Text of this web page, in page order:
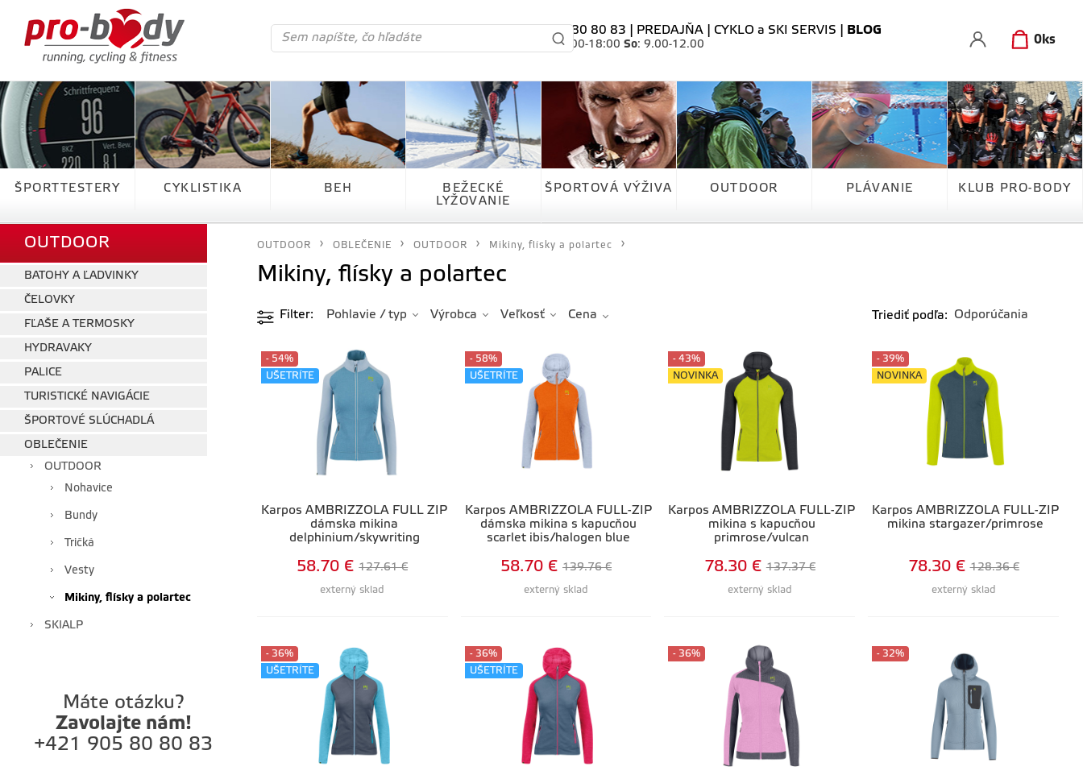
0 ks
tel. 0905 80 80 83 | PREDAJŇA CYKLO a SKI SERVIS BLOG
: 10.00-18:00 So: 9.00-12.00
ŠPORTTESTERY CYKLISTIKA BEH
BEŽECKÉ
LYŽOVANIE
ŠPORTOVÁ VÝŽIVA OUTDOOR PLÁVANIE KLUB PRO-BODY
OUTDOOR
BATOHY A ĽADVINKY
ČELOVKY
FĽAŠE A TERMOSKY
HYDRAVAKY
PALICE
TURISTICKÉ NAVIGÁCIE
ŠPORTOVÉ SLÚCHADLÁ
OBLEČENIE
OUTDOOR
Nohavice
Bundy
Tričká
Vesty
Mikiny, flísky a polartec
SKIALP
Máte otázku?
Zavolajte nám!
+421 905 80 80 83
OUTDOOR OBLEČENIE OUTDOOR Mikiny, flísky a polartec
Mikiny, flísky a polartec
Filter Pohlavie / typ Výrobca Veľkosť Cena Triediť podľa:
Karpos AMBRIZZOLA FULL ZIP
dámska mikina
delphinium/skywriting
- 54%
UŠETRÍTE
externý sklad
58.70 € 127.61 €
Karpos AMBRIZZOLA FULL-ZIP
dámska mikina s kapucňou
scarlet ibis/halogen blue
- 58%
UŠETRÍTE
externý sklad
58.70 € 139.76 €
Karpos AMBRIZZOLA FULL-ZIP
mikina s kapucňou
primrose/vulcan
- 43%
NOVINKA
externý sklad
78.30 € 137.37 €
Karpos AMBRIZZOLA FULL-ZIP
mikina stargazer/primrose
- 39%
NOVINKA
externý sklad
78.30 € 128.36 €
- 36%
UŠETRÍTE
- 36%
UŠETRÍTE
- 36% - 32%